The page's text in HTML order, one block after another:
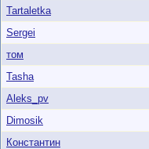
Tartaletka
Sergei
том
Tasha
Aleks_pv
Dimosik
Константин